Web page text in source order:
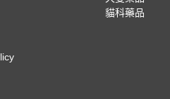
貓科藥品